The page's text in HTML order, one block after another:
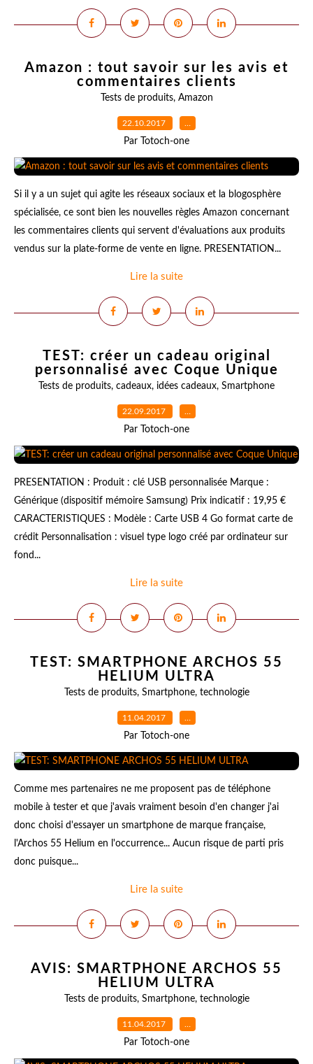
Amazon : tout savoir sur les avis et
commentaires clients
Tests de produits, Amazon
22.10.2017 …
Par Totoch-one
Si il y a un sujet qui agite les réseaux sociaux et la blogosphère
spécialisée, ce sont bien les nouvelles règles Amazon concernant
les commentaires clients qui servent d'évaluations aux produits
vendus sur la plate-forme de vente en ligne. PRESENTATION...
Lire la suite
TEST: créer un cadeau original
personnalisé avec Coque Unique
Tests de produits, cadeaux, idées cadeaux, Smartphone
22.09.2017 …
Par Totoch-one
PRESENTATION : Produit : clé USB personnalisée Marque :
Générique (dispositif mémoire Samsung) Prix indicatif : 19,95 €
CARACTERISTIQUES : Modèle : Carte USB 4 Go format carte de
crédit Personnalisation : visuel type logo créé par ordinateur sur
fond...
Lire la suite
TEST: SMARTPHONE ARCHOS 55
HELIUM ULTRA
Tests de produits, Smartphone, technologie
11.04.2017 …
Par Totoch-one
Comme mes partenaires ne me proposent pas de téléphone
mobile à tester et que j'avais vraiment besoin d'en changer j'ai
donc choisi d'essayer un smartphone de marque française,
l'Archos 55 Helium en l'occurrence... Aucun risque de parti pris
donc puisque...
Lire la suite
AVIS: SMARTPHONE ARCHOS 55
HELIUM ULTRA
Tests de produits, Smartphone, technologie
11.04.2017 …
Par Totoch-one